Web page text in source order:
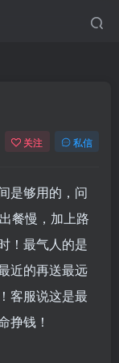
关注 私信
是够用的，问
餐慢，加上路
！最气人的是
近的再送最远
客服说这是最
挣钱！